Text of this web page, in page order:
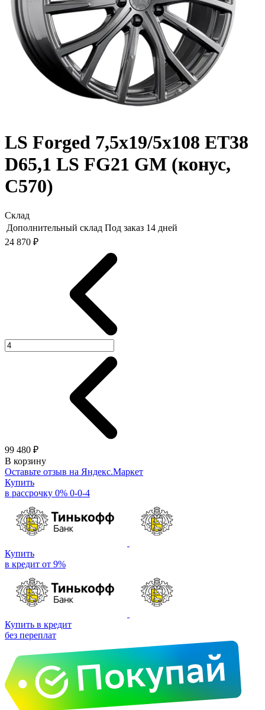
LS Forged 7,5x19/5x108 ET38
D65,1 LS FG21 GM (конус,
C570)
Склад
Дополнительный склад Под заказ 14 дней
24 870 ₽
99 480 ₽
В корзину
Оставьте отзыв на Яндекс.Маркет
Купить
в рассрочку 0% 0-0-4
Купить
в кредит от 9%
Купить в кредит
без переплат